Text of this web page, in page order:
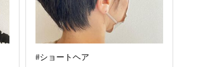
#ショートヘア